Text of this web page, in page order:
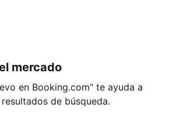
mercado
en Booking.com" te ayuda a
de búsqueda.